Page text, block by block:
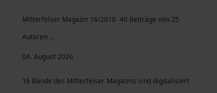
Mitterfelser Magazin 16/2010. 40 Beiträge von 25
Autoren …
04. August 2026
16 Bände des Mitterfelser Magazins sind digitalisiert